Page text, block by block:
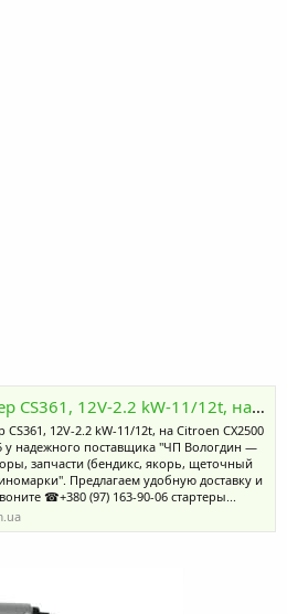
11/12t, на Citroen CX2500 TD, C25, Peugeot J5 по доступной цене, 8022090
CS361, 12V-2.2 kW-11/12t, на Citroen CX2500
у надежного поставщика "ЧП Вологдин —
запчасти (бендикс, якорь, щеточный
Предлагаем удобную доставку и
☎+380 (97) 163-90-06 стартеры...